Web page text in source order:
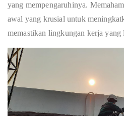
yang mempengaruhinya.
awal yang krusial untuk
memastikan lingkungan kerja yang